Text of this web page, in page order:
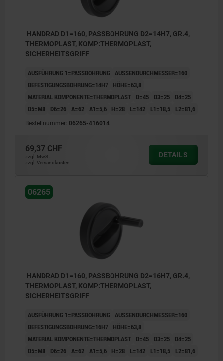
HANDRAD D1=160, PASSBOHRUNG D2=14H7, GR.4,
THERMOPLAST, KOMP:THERMOPLAST,
SICHERHEITSGRIFF
AUSFÜHRUNG 1=PASSBOHRUNG AUSSENDURCHMESSER=160
BEFESTIGUNGSBOHRUNG=14H7
HÖHE=63,8
MATERIAL KOMPONENTE=THERMOPLAST
D=45 D3=25
D4=25
D5=M8
D6=26 A=62 A1=5,6 H=28 L=142 L1=18,5 L2=81,6
Bestellnummer: 06265-416014
69,37 CHF
zzgl. MwSt.
zzgl. Versandkosten
DETAILS
06265
HANDRAD D1=160, PASSBOHRUNG D2=16H7, GR.4,
THERMOPLAST, KOMP:THERMOPLAST,
SICHERHEITSGRIFF
AUSFÜHRUNG 1=PASSBOHRUNG AUSSENDURCHMESSER=160
BEFESTIGUNGSBOHRUNG=16H7
HÖHE=63,8
MATERIAL KOMPONENTE=THERMOPLAST
D=45 D3=25
D4=25
D5=M8
D6=26 A=62 A1=5,6 H=28 L=142 L1=18,5 L2=81,6